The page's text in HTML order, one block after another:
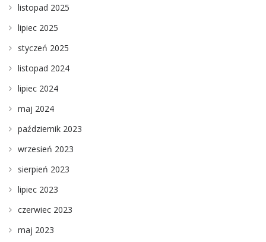
listopad 2025
lipiec 2025
styczeń 2025
listopad 2024
lipiec 2024
maj 2024
październik 2023
wrzesień 2023
sierpień 2023
lipiec 2023
czerwiec 2023
maj 2023